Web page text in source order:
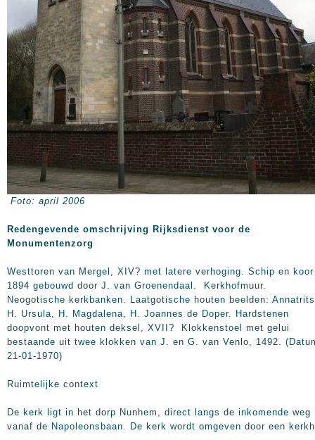
Foto: april 2006
Redengevende omschrijving Rijksdienst voor de
Monumentenzorg
Westtoren van Mergel, XIV? met latere verhoging. Schip en
1894 gebouwd door J. van Groenendaal. Kerkhofmuur.
Neogotische kerkbanken. Laatgotische houten beelden:
H. Ursula, H. Magdalena, H. Joannes de Doper. Hardstenen
doopvont met houten deksel, XVII? Klokkenstoel met gelui
bestaande uit twee klokken van J. en G. van Venlo, 1492.
21-01-1970)
Ruimtelijke context
De kerk ligt in het dorp Nunhem, direct langs de inkomende weg
vanaf de Napoleonsbaan. De kerk wordt omgeven door een